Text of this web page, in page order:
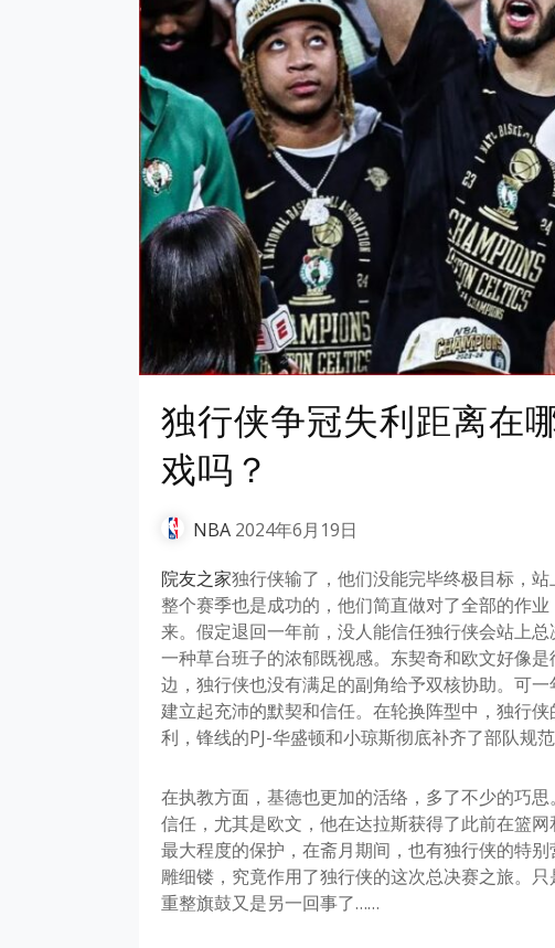
独行侠争冠失利距离在
戏吗？
NBA 2024年6月19日
院友之家独行侠输了，他们没能完毕终极目标，
整个赛季也是成功的，他们简直做对了全部的作
来。假定退回一年前，没人能信任独行侠会站上
一种草台班子的浓郁既视感。东契奇和欧文好像
边，独行侠也没有满足的副角给予双核协助。可
建立起充沛的默契和信任。在轮换阵型中，独行
利，锋线的PJ-华盛顿和小琼斯彻底补齐了部队规范
在执教方面，基德也更加的活络，多了不少的巧
信任，尤其是欧文，他在达拉斯获得了此前在篮
最大程度的保护，在斋月期间，也有独行侠的特
雕细镂，究竟作用了独行侠的这次总决赛之旅。
重整旗鼓又是另一回事了……